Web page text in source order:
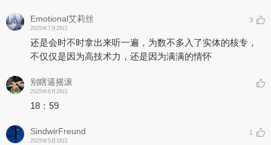
Emotional艾莉丝
2025年7月29日
3
还是会时不时拿出来听一遍，为数不多入了实体的核专，
不仅仅是因为高技术力，还是因为满满的情怀
别瞎逼摇滚
2025年6月29日
18：59
SindwirFreund
2025年5月16日
1